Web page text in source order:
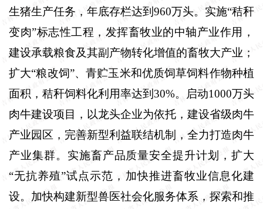
生猪生产任务，年底存栏达到 960万头。实施“秸秆
变肉”标志性工程，发挥畜牧业的中轴产业作用，
建设承载粮食及其副产物转化增值的畜牧大产业；
扩大“粮改饲”、青贮玉米和优质饲草饲料作物种植
面积，秸秆饲料化利用率达到 30%。启动1000万头
肉牛建设项目，以龙头企业为依托，建设省级肉牛
产业园区，完善新型利益联结机制，全力打造肉牛
产业集群。实施畜产品质量安全提升计划，扩大
“无抗养殖”试点示范，加快推进畜牧业信息化建
设。加快构建新型兽医社会化服务体系，探索和推